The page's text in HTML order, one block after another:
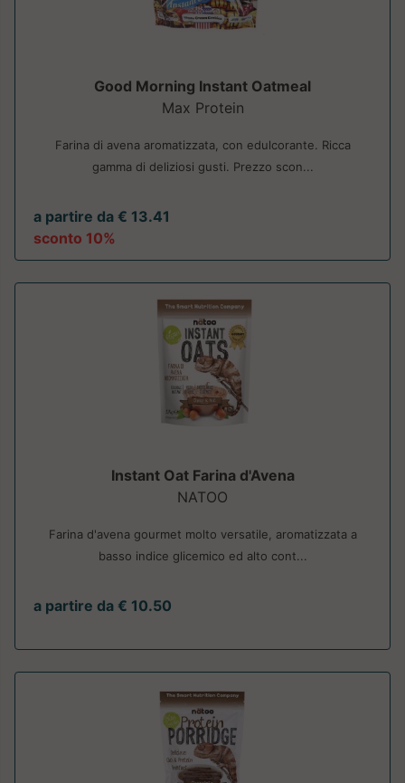
Good Morning Instant Oatmeal
Max Protein
Farina di avena aromatizzata, con edulcorante. Ricca
gamma di deliziosi gusti. Prezzo scon...
a partire da € 13.41
sconto 10%
Instant Oat Farina d'Avena
NATOO
Farina d'avena gourmet molto versatile, aromatizzata a
basso indice glicemico ed alto cont...
a partire da € 10.50